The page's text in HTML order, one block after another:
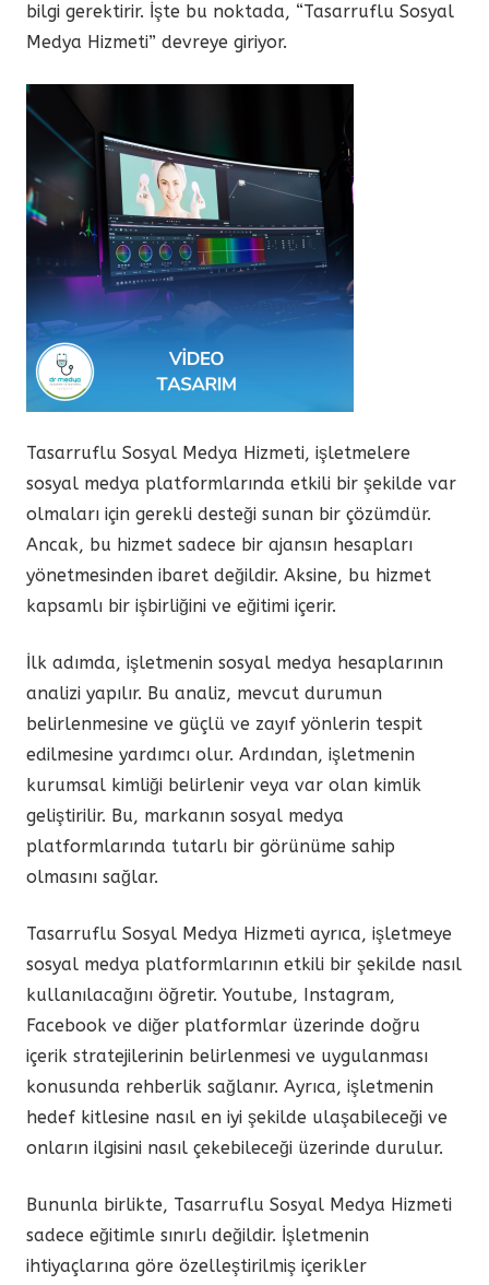
bilgi gerektirir. İşte bu noktada, “Tasarruflu Sosyal
Medya Hizmeti” devreye giriyor.
Tasarruflu Sosyal Medya Hizmeti, işletmelere
sosyal medya platformlarında etkili bir şekilde var
olmaları için gerekli desteği sunan bir çözümdür.
Ancak, bu hizmet sadece bir ajansın hesapları
yönetmesinden ibaret değildir. Aksine, bu hizmet
kapsamlı bir işbirliğini ve eğitimi içerir.
İlk adımda, işletmenin sosyal medya hesaplarının
analizi yapılır. Bu analiz, mevcut durumun
belirlenmesine ve güçlü ve zayıf yönlerin tespit
edilmesine yardımcı olur. Ardından, işletmenin
kurumsal kimliği belirlenir veya var olan kimlik
geliştirilir. Bu, markanın sosyal medya
platformlarında tutarlı bir görünüme sahip
olmasını sağlar.
Tasarruflu Sosyal Medya Hizmeti ayrıca, işletmeye
sosyal medya platformlarının etkili bir şekilde nasıl
kullanılacağını öğretir. Youtube, Instagram,
Facebook ve diğer platformlar üzerinde doğru
içerik stratejilerinin belirlenmesi ve uygulanması
konusunda rehberlik sağlanır. Ayrıca, işletmenin
hedef kitlesine nasıl en iyi şekilde ulaşabileceği ve
onların ilgisini nasıl çekebileceği üzerinde durulur.
Bununla birlikte, Tasarruflu Sosyal Medya Hizmeti
sadece eğitimle sınırlı değildir. İşletmenin
ihtiyaçlarına göre özelleştirilmiş içerikler